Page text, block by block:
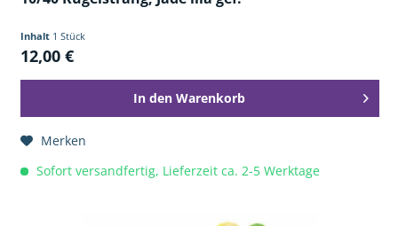
Inhalt 1 Stück
12,00 €
In den Warenkorb
Merken
Sofort versandfertig, Lieferzeit ca. 2-5 Werktage